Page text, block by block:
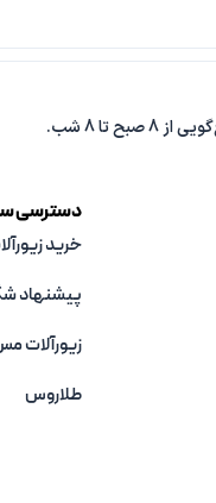
دسترسی
خرید
پیشنهاد
زیورآلات
طلاروس